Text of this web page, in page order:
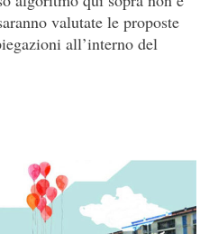
valutate le proposte
all’interno del